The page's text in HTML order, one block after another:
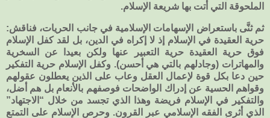
الملحوقة التي أتت بها شريعة الإسلام.
ثم ثنَّى باستعراض الإسهامات الإسلامية في جانب الحريات، فناقش:
حرية العقيدة في الإسلام إذ لا إكراه في الدين، بل لقد كفل الإسلام
فوق حرية العقيدة حرية التعبير عنها ولكن بعيدا عن السخرية
والمهاترات (وجادلهم بالتي هي أحسن). وكفل الإسلام حرية التفكير
حين دعا بكل قوة لإعمال العقل وعاب على الذين يعطلون عقولهم
وقواهم الحسية عن إدراك الواضحات فوصفهم بالأنعام بل هم أضل،
والتفكير في الإسلام فريضة وهذا الذي تجسد من خلال “الاجتهاد”
الذي أثرى الفقه الإسلامي عبر القرون. وحرص الإسلام على التمتع